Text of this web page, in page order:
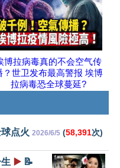
博拉病毒真的不会空气传
？世卫发布最高警报 埃博
拉病毒恐全球蔓延?
点火 2026/6/5 (58,391次)
▶️ 📝